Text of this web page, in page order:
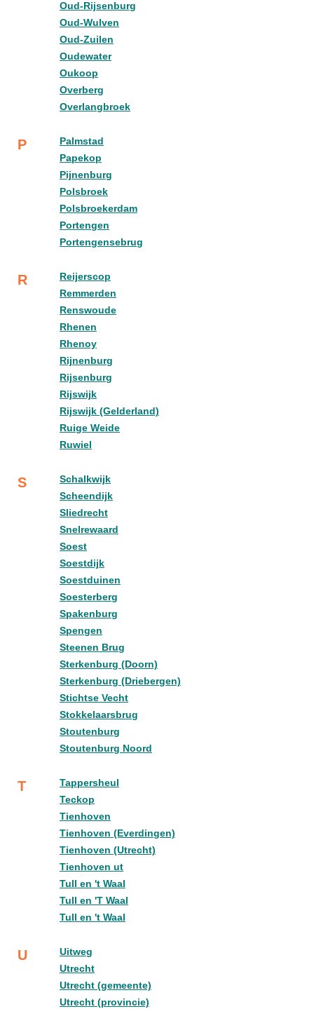
Oud-Rijsenburg
Oud-Wulven
Oud-Zuilen
Oudewater
Oukoop
Overberg
Overlangbroek
P
Palmstad
Papekop
Pijnenburg
Polsbroek
Polsbroekerdam
Portengen
Portengensebrug
R
Reijerscop
Remmerden
Renswoude
Rhenen
Rhenoy
Rijnenburg
Rijsenburg
Rijswijk
Rijswijk (Gelderland)
Ruige Weide
Ruwiel
S
Schalkwijk
Scheendijk
Sliedrecht
Snelrewaard
Soest
Soestdijk
Soestduinen
Soesterberg
Spakenburg
Spengen
Steenen Brug
Sterkenburg (Doorn)
Sterkenburg (Driebergen)
Stichtse Vecht
Stokkelaarsbrug
Stoutenburg
Stoutenburg Noord
T
Tappersheul
Teckop
Tienhoven
Tienhoven (Everdingen)
Tienhoven (Utrecht)
Tienhoven ut
Tull en 't Waal
Tull en 'T Waal
Tull en 't Waal
U
Uitweg
Utrecht
Utrecht (gemeente)
Utrecht (provincie)